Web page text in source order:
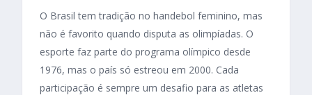
O Brasil tem tradição no handebol feminino, mas
não é favorito quando disputa as olimpíadas. O
esporte faz parte do programa olímpico desde
1976, mas o país só estreou em 2000. Cada
participação é sempre um desafio para as atletas